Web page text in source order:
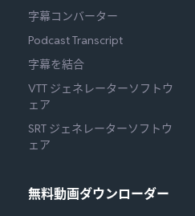
字幕コンバーター
Podcast Transcript
字幕を結合
VTT ジェネレーターソフトウ
ェア
SRT ジェネレーターソフトウ
ェア
無料動画ダウンローダー